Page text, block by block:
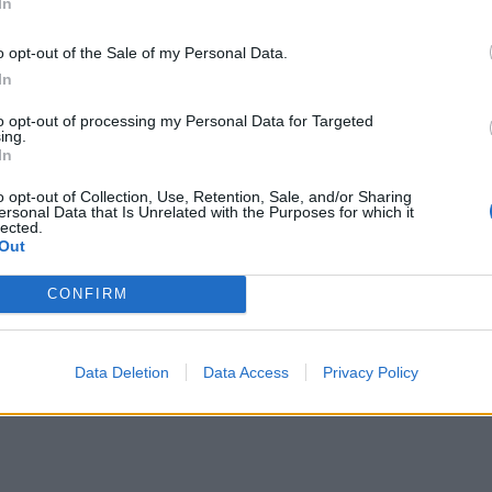
opt-out of the Sale of my Personal Data.
opt-out of processing my Personal Data for Targeted
opt-out of Collection, Use, Retention, Sale, and/or Sharing
Data that Is Unrelated with the Purposes for which it
CONFIRM
Data Deletion Data Access Privacy Policy
επίσης – δια του Πεσκόφ – ότι η Ευρωπαϊκή
άλλο παρά έτοιμη να ενεργήσει ως μεσολαβητής
συνέχιση του πολέμου.
παρέμβει ως μεσολαβητής όσο οι
σε αναμονή.
έναρξη μεσολαβητικών προσπαθειών προβάλλοντας
στη Ρωσία είναι πιθανόν παράλογο και λάθος.
για εμάς», υποστήριξε το Κρεμλίνο.
ΔΙΑΦΗΜΙΣΗ